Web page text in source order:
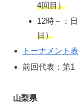
4回目）
12時～：
目）
トーナメント表
前回代表：第1
山梨県